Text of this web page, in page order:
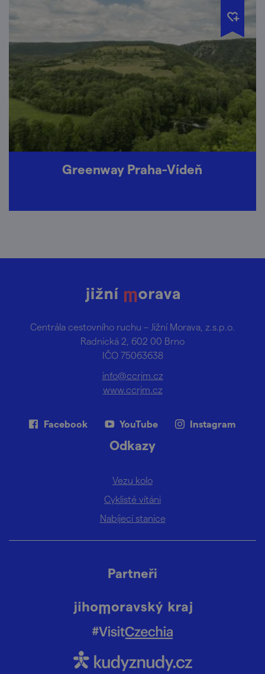
Greenway Praha-Vídeň
Centrála cestovního ruchu – Jižní Morava, z.s.p.o.
Radnická 2, 602 00 Brno
IČO 75063638
info@ccrjm.cz
www.ccrjm.cz
Facebook YouTube Instagram
Odkazy
Vezu kolo
Cyklisté vítáni
Nabíjecí stanice
Partneři